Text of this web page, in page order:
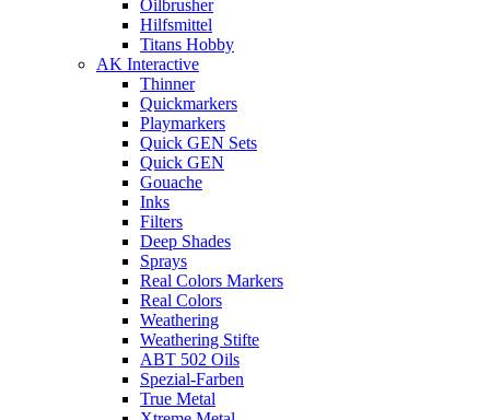
Oilbrusher
Hilfsmittel
Titans Hobby
AK Interactive
Thinner
Quickmarkers
Playmarkers
Quick GEN Sets
Quick GEN
Gouache
Inks
Filters
Deep Shades
Sprays
Real Colors Markers
Real Colors
Weathering
Weathering Stifte
ABT 502 Oils
Spezial-Farben
True Metal